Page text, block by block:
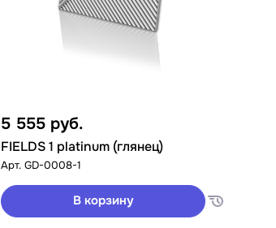
5 555 руб.
FIELDS 1 platinum (глянец)
Арт. GD-0008-1
В корзину